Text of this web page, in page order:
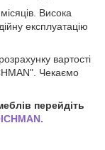
Висока
експлуатацію
вартості
Чекаємо
перейдіть